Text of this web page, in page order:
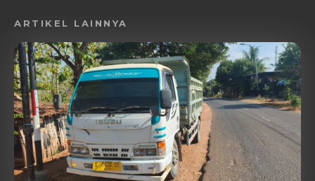
ARTIKEL LAINNYA